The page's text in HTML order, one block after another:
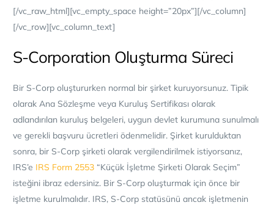
[/vc_raw_html][vc_empty_space height=”20px”][/vc_column]
[/vc_row][vc_column_text]
S-Corporation Oluşturma Süreci
Bir S-Corp oluştururken normal bir şirket kuruyorsunuz. Tipik
olarak Ana Sözleşme veya Kuruluş Sertifikası olarak
adlandırılan kuruluş belgeleri, uygun devlet kurumuna sunulmalı
ve gerekli başvuru ücretleri ödenmelidir. Şirket kurulduktan
sonra, bir S-Corp şirketi olarak vergilendirilmek istiyorsanız,
IRS’e IRS Form 2553“Küçük İşletme Şirketi Olarak Seçim”
isteğini ibraz edersiniz. Bir S-Corp oluşturmak için önce bir
işletme kurulmalıdır. IRS, S-Corp statüsünü ancak işletmenin